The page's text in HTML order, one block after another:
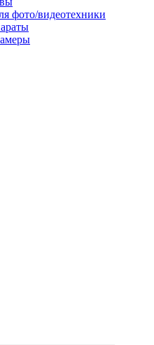
фото/видеотехники